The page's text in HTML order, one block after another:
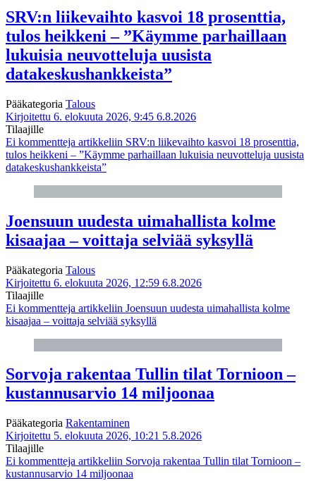
SRV:n liikevaihto kasvoi 18 prosenttia,
tulos heikkeni – ”Käymme parhaillaan
lukuisia neuvotteluja uusista
datakeskushankkeista”
Pääkategoria Talous
Kirjoitettu 6. elokuuta 2026, 9:45 6.8.2026
Tilaajille
Ei kommentteja artikkeliin SRV:n liikevaihto kasvoi 18 prosenttia,
tulos heikkeni – ”Käymme parhaillaan lukuisia neuvotteluja uusista
datakeskushankkeista”
Joensuun uudesta uimahallista kolme
kisaajaa – voittaja selviää syksyllä
Pääkategoria Talous
Kirjoitettu 6. elokuuta 2026, 12:59 6.8.2026
Tilaajille
Ei kommentteja artikkeliin Joensuun uudesta uimahallista kolme
kisaajaa – voittaja selviää syksyllä
Sorvoja rakentaa Tullin tilat Tornioon –
kustannusarvio 14 miljoonaa
Pääkategoria Rakentaminen
Kirjoitettu 5. elokuuta 2026, 10:21 5.8.2026
Tilaajille
Ei kommentteja artikkeliin Sorvoja rakentaa Tullin tilat Tornioon –
kustannusarvio 14 miljoonaa